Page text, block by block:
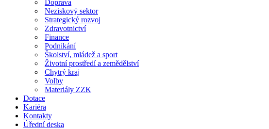
Doprava
Neziskový sektor
Strategický rozvoj
Zdravotnictví
Finance
Podnikání
Školství, mládež a sport
Životní prostředí a zemědělství
Chytrý kraj
Volby
Materiály ZZK
Dotace
Kariéra
Kontakty
Úřední deska